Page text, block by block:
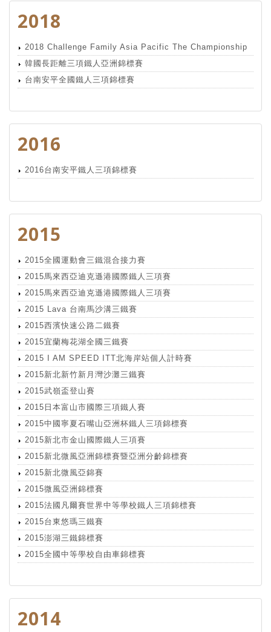
2018
2018 Challenge Family Asia Pacific The Championship
韓國長距離三項鐵人亞洲錦標賽
台南安平全國鐵人三項錦標賽
2016
2016台南安平鐵人三項錦標賽
2015
2015全國運動會三鐵混合接力賽
2015馬來西亞迪克遜港國際鐵人三項賽
2015馬來西亞迪克遜港國際鐵人三項賽
2015 Lava 台南馬沙溝三鐵賽
2015西濱快速公路二鐵賽
2015宜蘭梅花湖全國三鐵賽
2015 I AM SPEED ITT北海岸站個人計時賽
2015新北新竹新月灣沙灘三鐵賽
2015武嶺盃登山賽
2015日本富山市國際三項鐵人賽
2015中國寧夏石嘴山亞洲杯鐵人三項錦標賽
2015新北市金山國際鐵人三項賽
2015新北微風亞洲錦標賽暨亞洲分齡錦標賽
2015新北微風亞錦賽
2015微風亞洲錦標賽
2015法國凡爾賽世界中等學校鐵人三項錦標賽
2015台東悠瑪三鐵賽
2015澎湖三鐵錦標賽
2015全國中等學校自由車錦標賽
2014